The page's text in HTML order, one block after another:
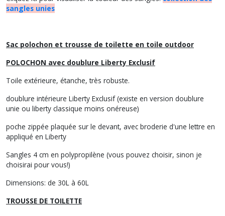
sangles unies
Sac polochon et trousse de toilette en toile outdoor
POLOCHON avec doublure Liberty Exclusif
Toile extérieure, étanche, très robuste.
doublure intérieure Liberty Exclusif (existe en version doublure
unie ou liberty classique moins onéreuse)
poche zippée plaquée sur le devant, avec broderie d'une lettre en
appliqué en Liberty
Sangles 4 cm en polypropilène (vous pouvez choisir, sinon je
choisirai pour vous!)
Dimensions: de 30L à 60L
TROUSSE DE TOILETTE